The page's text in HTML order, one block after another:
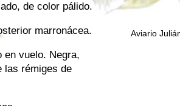
de color pálido.
marronácea.
vuelo. Negra,
las rémiges de
Aviario